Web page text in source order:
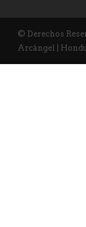
© Derechos
Arcángel |